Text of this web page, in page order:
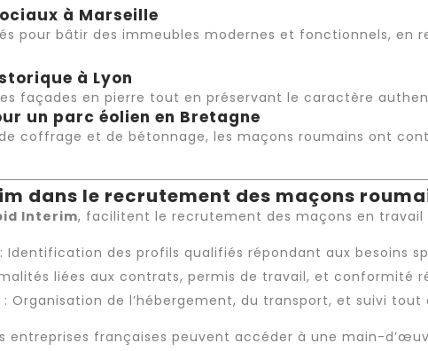
à Marseille
pour bâtir des immeubles modernes et fonctionnels, en
à Lyon
façades en pierre tout en préservant le caractère
un parc éolien en Bretagne
coffrage et de bétonnage, les maçons roumains ont
dans le recrutement des maçons
Interim, facilitent le recrutement des maçons en travail
: Identification des profils qualifiés répondant aux besoins
liées aux contrats, permis de travail, et conformité
: Organisation de l’hébergement, du transport, et suivi tout
entreprises françaises peuvent accéder à une main-